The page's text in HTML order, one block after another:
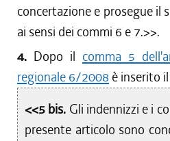
concertazione e prosegue il
ai sensi dei commi 6 e 7.>>.
4. Dopo il comma 5
regionale 6/2008 è inserito
<<5 bis. Gli indennizzi e i
presente articolo sono